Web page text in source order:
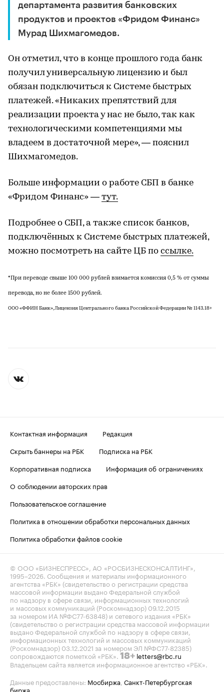
департамента развития банковских
продуктов и проектов «Фридом Финанс»
Мурад Шихмагомедов.
Он отметил, что в конце прошлого года банк
получил универсальную лицензию и был
обязан подключиться к Системе быстрых
платежей. «Никаких препятствий для
реализации проекта у нас не было, так как
технологическими компетенциями мы
владеем в достаточной мере», — пояснил
Шихмагомедов.
Больше информации о работе СБП в банке
«Фридом Финанс» — тут.
Подробнее о СБП, а также список банков,
подключённых к Системе быстрых платежей,
можно посмотреть на сайте ЦБ по ссылке.
*При переводе свыше 100 000 рублей взимается комиссия 0,5 % от суммы
перевода, но не более 1500 рублей.
ООО «ФФИН Банк», Лицензия Центрального банка Российской Федерации № 1143. 18+
Контактная информация
Редакция
Скрыть баннеры на РБК
Подписка на РБК
Корпоративная подписка
Информация об ограничениях
О соблюдении авторских прав
Пользовательское соглашение
Политика в отношении обработки персональных данных
Политика обработки файлов cookie
© ООО «БИЗНЕСПРЕСС», АО «РОСБИЗНЕСКОНСАЛТИНГ»,
1995–2026. Сообщения и материалы информационного
агентства «РБК» (свидетельство о регистрации средства
массовой информации выдано Федеральной службой
по надзору в сфере связи, информационных технологий
и массовых коммуникаций (Роскомнадзор) 09.12.2015
за номером ИА №ФС77-63848) и сетевого издания «РБК»
(свидетельство о регистрации средства массовой информации
выдано Федеральной службой по надзору в сфере связи,
информационных технологий и массовых коммуникаций
(Роскомнадзор) 03.12.2021 за номером ЭЛ №ФС77-82385)
сопровождаются пометкой «РБК». 18+ letters@rbc.ru
Владельцем сайта является информационное агентство «РБК».
Данные предоставлены: Мосбиржа, Санкт-Петербургская
биржа